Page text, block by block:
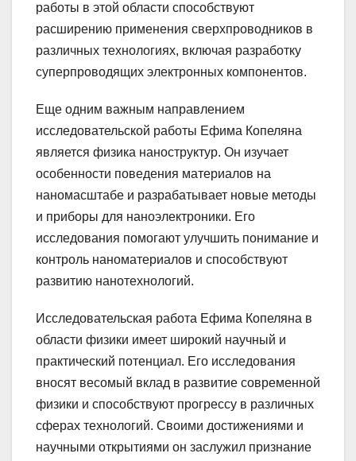
работы в этой области способствуют
расширению применения сверхпроводников в
различных технологиях, включая разработку
суперпроводящих электронных компонентов.
Еще одним важным направлением
исследовательской работы Ефима Копеляна
является физика наноструктур. Он изучает
особенности поведения материалов на
наномасштабе и разрабатывает новые методы
и приборы для наноэлектроники. Его
исследования помогают улучшить понимание и
контроль наноматериалов и способствуют
развитию нанотехнологий.
Исследовательская работа Ефима Копеляна в
области физики имеет широкий научный и
практический потенциал. Его исследования
вносят весомый вклад в развитие современной
физики и способствуют прогрессу в различных
сферах технологий. Своими достижениями и
научными открытиями он заслужил признание